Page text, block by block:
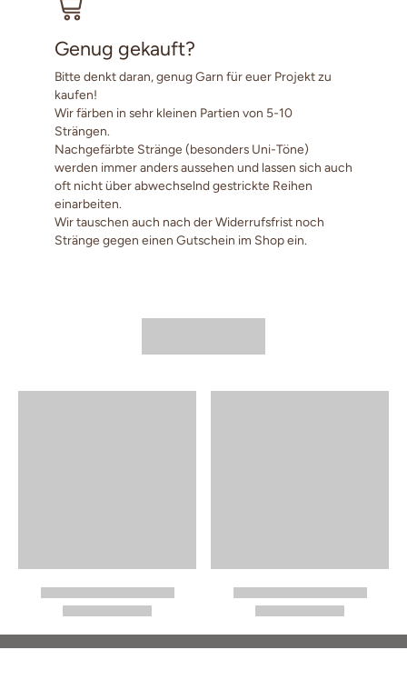
Genug gekauft?
Bitte denkt daran, genug Garn für euer Projekt zu
kaufen!
Wir färben in sehr kleinen Partien von 5-10
Strängen.
Nachgefärbte Stränge (besonders Uni-Töne)
werden immer anders aussehen und lassen sich auch
oft nicht über abwechselnd gestrickte Reihen
einarbeiten.
Wir tauschen auch nach der Widerrufsfrist noch
Stränge gegen einen Gutschein im Shop ein.